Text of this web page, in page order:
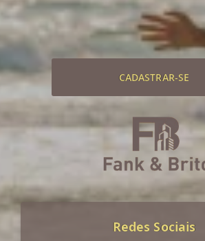
CADASTRAR-SE
Redes Sociais